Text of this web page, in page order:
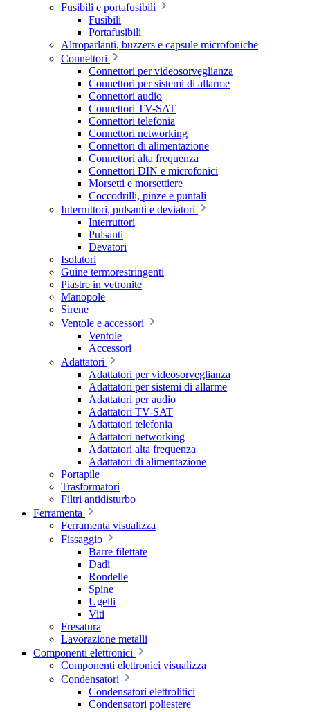
Fusibili e portafusibili
Fusibili
Portafusibili
Altroparlanti, buzzers e capsule microfoniche
Connettori
Connettori per videosorveglianza
Connettori per sistemi di allarme
Connettori audio
Connettori TV-SAT
Connettori telefonia
Connettori networking
Connettori di alimentazione
Connettori alta frequenza
Connettori DIN e microfonici
Morsetti e morsettiere
Coccodrilli, pinze e puntali
Interruttori, pulsanti e deviatori
Interruttori
Pulsanti
Devatori
Isolatori
Guine termorestringenti
Piastre in vetronite
Manopole
Sirene
Ventole e accessori
Ventole
Accessori
Adattatori
Adattatori per videosorveglianza
Adattatori per sistemi di allarme
Adattatori per audio
Adattatori TV-SAT
Adattatori telefonia
Adattatori networking
Adattatori alta frequenza
Adattatori di alimentazione
Portapile
Trasformatori
Filtri antidisturbo
Ferramenta
Ferramenta visualizza
Fissaggio
Barre filettate
Dadi
Rondelle
Spine
Ugelli
Viti
Fresatura
Lavorazione metalli
Componenti elettronici
Componenti elettronici visualizza
Condensatori
Condensatori elettrolitici
Condensatori poliestere